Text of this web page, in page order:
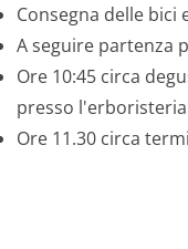
Consegna delle bici
A seguire partenza
Ore 10:45 circa
presso
Ore 11.30 circa